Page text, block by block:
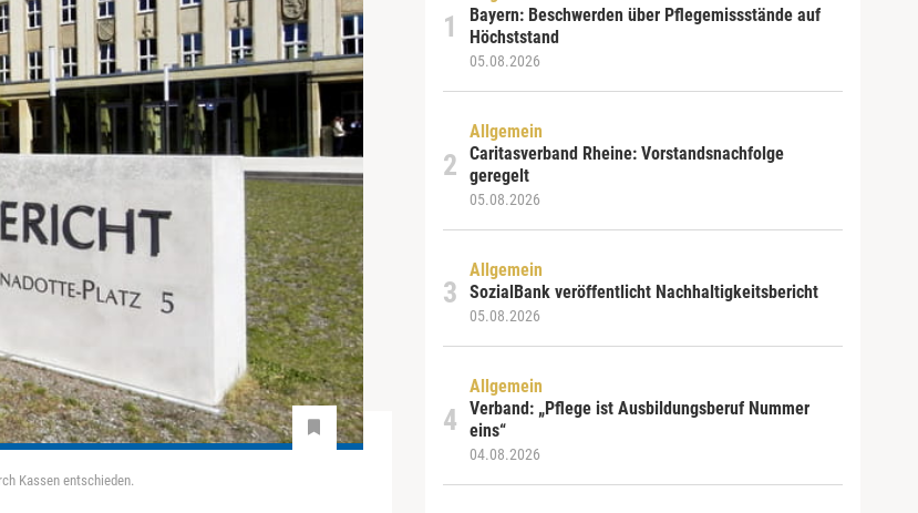
Kassen entschieden.
Bayern: Beschwerden über Pflegemissstände auf
Höchststand
05.08.2026
Allgemein
Caritasverband Rheine: Vorstandsnachfolge
geregelt
05.08.2026
Allgemein
SozialBank veröffentlicht Nachhaltigkeitsbericht
05.08.2026
Allgemein
Verband: „Pflege ist Ausbildungsberuf Nummer
eins“
04.08.2026